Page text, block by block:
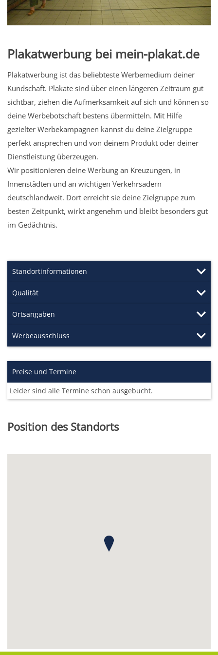
Plakatwerbung bei mein-plakat.de
Plakatwerbung ist das beliebteste Werbemedium deiner
Kundschaft. Plakate sind über einen längeren Zeitraum gut
sichtbar, ziehen die Aufmerksamkeit auf sich und können so
deine Werbebotschaft bestens übermitteln. Mit Hilfe
gezielter Werbekampagnen kannst du deine Zielgruppe
perfekt ansprechen und von deinem Produkt oder deiner
Dienstleistung überzeugen.
Wir positionieren deine Werbung an Kreuzungen, in
Innenstädten und an wichtigen Verkehrsadern
deutschlandweit. Dort erreicht sie deine Zielgruppe zum
besten Zeitpunkt, wirkt angenehm und bleibt besonders gut
im Gedächtnis.
Standortinformationen
Qualität
Ortsangaben
Werbeausschluss
Preise und Termine
Leider sind alle Termine schon ausgebucht.
Position des Standorts